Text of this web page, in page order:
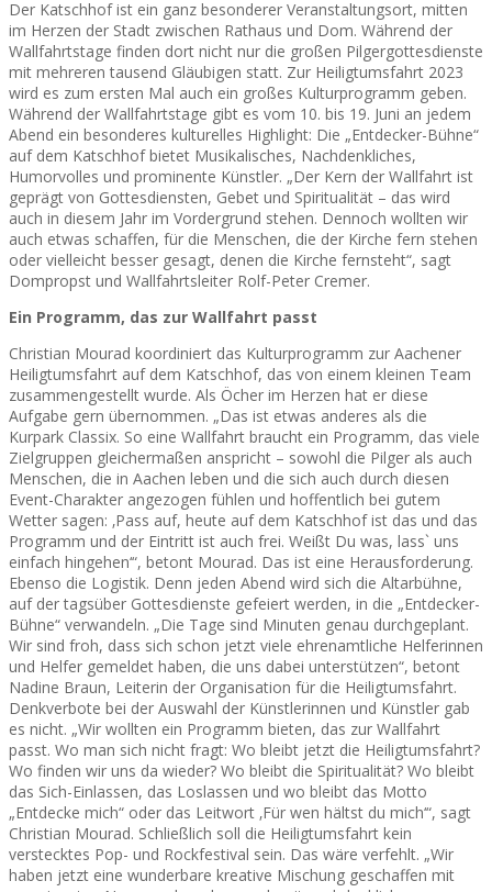
Der Katschhof ist ein ganz besonderer Veranstaltungsort, mitten
im Herzen der Stadt zwischen Rathaus und Dom. Während der
Wallfahrtstage finden dort nicht nur die großen Pilgergottesdienste
mit mehreren tausend Gläubigen statt. Zur Heiligtumsfahrt 2023
wird es zum ersten Mal auch ein großes Kulturprogramm geben.
Während der Wallfahrtstage gibt es vom 10. bis 19. Juni an jedem
Abend ein besonderes kulturelles Highlight: Die „Entdecker-Bühne“
auf dem Katschhof bietet Musikalisches, Nachdenkliches,
Humorvolles und prominente Künstler. „Der Kern der Wallfahrt ist
geprägt von Gottesdiensten, Gebet und Spiritualität – das wird
auch in diesem Jahr im Vordergrund stehen. Dennoch wollten wir
auch etwas schaffen, für die Menschen, die der Kirche fern stehen
oder vielleicht besser gesagt, denen die Kirche fernsteht“, sagt
Dompropst und Wallfahrtsleiter Rolf-Peter Cremer.
Ein Programm, das zur Wallfahrt passt
Christian Mourad koordiniert das Kulturprogramm zur Aachener
Heiligtumsfahrt auf dem Katschhof, das von einem kleinen Team
zusammengestellt wurde. Als Öcher im Herzen hat er diese
Aufgabe gern übernommen. „Das ist etwas anderes als die
Kurpark Classix. So eine Wallfahrt braucht ein Programm, das viele
Zielgruppen gleichermaßen anspricht – sowohl die Pilger als auch
Menschen, die in Aachen leben und die sich auch durch diesen
Event-Charakter angezogen fühlen und hoffentlich bei gutem
Wetter sagen: ‚Pass auf, heute auf dem Katschhof ist das und das
Programm und der Eintritt ist auch frei. Weißt Du was, lass` uns
einfach hingehen‘“, betont Mourad. Das ist eine Herausforderung.
Ebenso die Logistik. Denn jeden Abend wird sich die Altarbühne,
auf der tagsüber Gottesdienste gefeiert werden, in die „Entdecker-
Bühne“ verwandeln. „Die Tage sind Minuten genau durchgeplant.
Wir sind froh, dass sich schon jetzt viele ehrenamtliche Helferinnen
und Helfer gemeldet haben, die uns dabei unterstützen“, betont
Nadine Braun, Leiterin der Organisation für die Heiligtumsfahrt.
Denkverbote bei der Auswahl der Künstlerinnen und Künstler gab
es nicht. „Wir wollten ein Programm bieten, das zur Wallfahrt
passt. Wo man sich nicht fragt: Wo bleibt jetzt die Heiligtumsfahrt?
Wo finden wir uns da wieder? Wo bleibt die Spiritualität? Wo bleibt
das Sich-Einlassen, das Loslassen und wo bleibt das Motto
„Entdecke mich“ oder das Leitwort ‚Für wen hältst du mich‘“, sagt
Christian Mourad. Schließlich soll die Heiligtumsfahrt kein
verstecktes Pop- und Rockfestival sein. Das wäre verfehlt. „Wir
haben jetzt eine wunderbare kreative Mischung geschaffen mit